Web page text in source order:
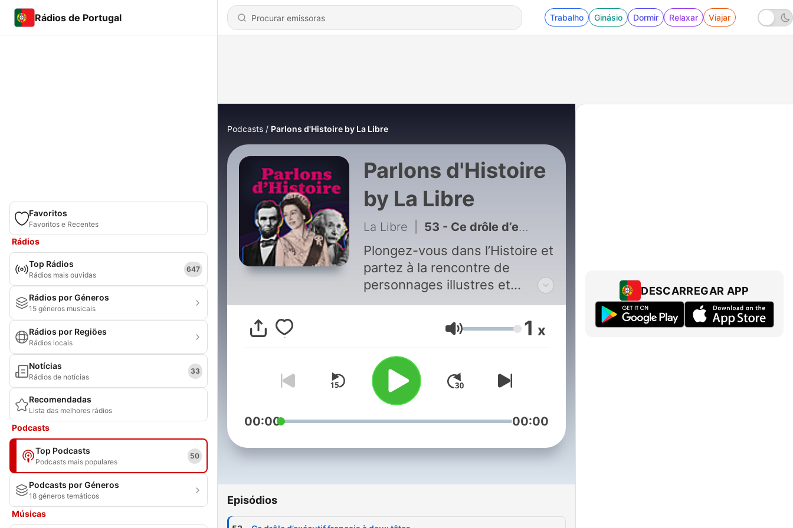
Rádios de Portugal Trabalho Ginásio Dormir Relaxar Viajar
Favoritos
Favoritos e Recentes
Rádios
Top Rádios
Rádios mais ouvidas
647
Rádios por Géneros
15 géneros musicais
Rádios por Regiões
Rádios locais
Notícias
Rádios de notícias
33
Recomendadas
Lista das melhores rádios
Podcasts
Top Podcasts
Podcasts mais populares
50
Podcasts por Géneros
18 géneros temáticos
Músicas
Podcasts Parlons d'Histoire by La Libre
Parlons d'Histoire
by La Libre
La Libre 53 - Ce drôle d’exécutif français à deux têtes
Plongez-vous dans l’Histoire et
partez à la rencontre de
personnages illustres et
d’événements marquants qui
ont influencé leur époque et
notre civilisation
contemporaine. Au micro de
Dorian de Meeûs, journaliste et
rédacteur en chef de La Libre,
des spécialistes passionnés
vous font revivre des périodes
méconnues de notre passé
savoureuses.
Volume 1 x
00:00 00:00
Episódios
DESCARREGAR APP